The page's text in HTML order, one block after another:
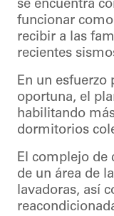
se encuentra
funcionar
recibir a las
recientes
En un esfuerzo
oportuna, el
habilitando
dormitorios
El complejo de
de un área de
lavadoras, así